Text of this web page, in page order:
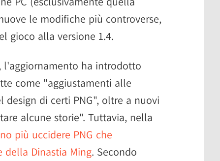
le modifiche più controverse,
gioco alla versione 1.4.
l'aggiornamento ha introdotto
come "aggiustamenti alle
di certi PNG", oltre a nuovi
alcune storie". Tuttavia, nella
più uccidere PNG che
della Dinastia Ming. Secondo